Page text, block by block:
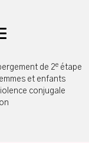
de 2eétape
et enfants
conjugale